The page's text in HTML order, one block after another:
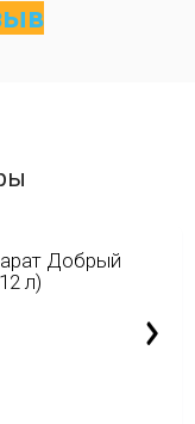
Добрый
л)